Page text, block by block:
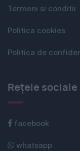
Termeni si conditii
Politica cookies
Politica de
Rețele sociale
facebook
whatsapp